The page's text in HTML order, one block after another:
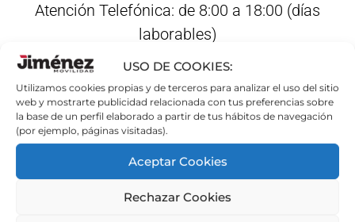
USO DE COOKIES:
Utilizamos cookies propias y de terceros para analizar el uso del sitio
web y mostrarte publicidad relacionada con tus preferencias sobre
la base de un perfil elaborado a partir de tus hábitos de navegación
(por ejemplo, páginas visitadas).
Aceptar Cookies
Rechazar Cookies
Atención Telefónica: de 8:00 a 18:00 (días
laborables)
Pol. Ind. Malpica II. C/ F 58 - C.P. 50016
ZARAGOZA